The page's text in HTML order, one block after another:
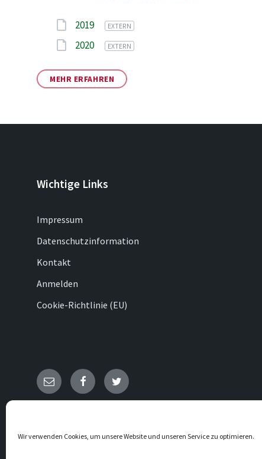
Wir verwenden Cookies, um unsere Website und unseren Service zu optimieren.
Attachments
2019 EXTERN
2020 EXTERN
MEHR ERFAHREN
Wichtige Links
Impressum
Datenschutzinformation
Kontakt
Anmelden
Cookie-Richtlinie (EU)
E- FacebookTwitter